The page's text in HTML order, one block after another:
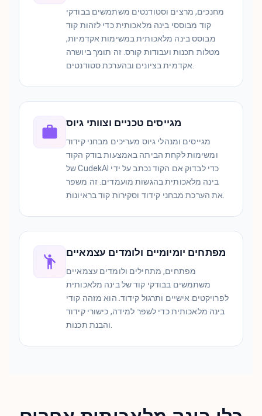
מחנכים, מרצים וסטודנטים משתמשים בבודקי
קוד מבוססי בינה מלאכותית כדי לזהות קוד
מבוסס בינה מלאכותית במשימות אקדמיות,
מטלות תכנות ועבודות קורס. זה תומך ביושרה
מגייסים טכניים וצוותי גיוס
מגייסים ומנהלי גיוס מעריכים מבחני קידוד
ומשימות לקחת הביתה באמצעות בודק הקוד
של CudekAI כדי לבדוק אם הקוד נכתב על ידי
בינה מלאכותית בהגשות מועמדים. זה משפר
מפתחים יומיומיים ולומדים עצמאיים
מפתחים, מתחילים ולומדים עצמאיים
משתמשים בבודקי קוד של בינה מלאכותית
לפרויקטים אישיים ותרגול קידוד. הוא מזהה קודי
בינה מלאכותית כדי לשפר למידה, כישורי קידוד